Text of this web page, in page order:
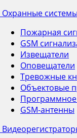
Охранные
Пожарная
GSM
Извещатели
Оповещатели
Тревожные
Объектовые
GSM-антенны